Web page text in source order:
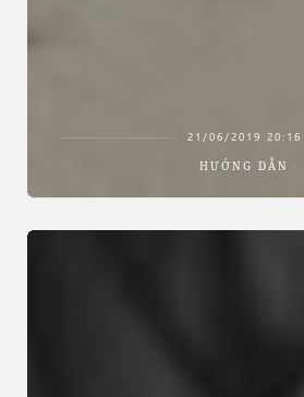
21/06/2019 20:16
HƯỚNG DẪN